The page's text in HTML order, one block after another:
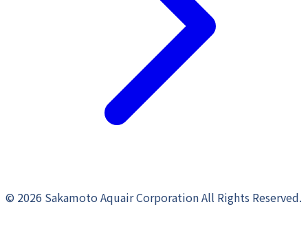
© 2026 Sakamoto Aquair Corporation All Rights Reserved.